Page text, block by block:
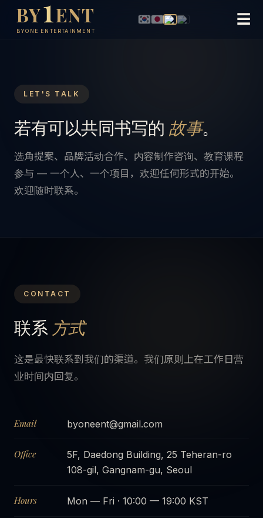
BY1ENT
BYONE ENTERTAINMENT
教育咨询 ☰
LET'S TALK
若有可以共同书写的 故事。
选角提案、品牌活动合作、内容制作咨询、教育课程
参与 — 一个人、一个项目，欢迎任何形式的开始。
欢迎随时联系。
CONTACT
联系 方式
这是最快联系到我们的渠道。我们原则上在工作日营
业时间内回复。
Email byoneent@gmail.com
Office
5F, Daedong Building, 25 Teheran-ro
108-gil, Gangnam-gu, Seoul
Hours Mon — Fri · 10:00 — 19:00 KST